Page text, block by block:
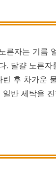
른자는 기름
. 달걀 노른자
후 차가운
반 세탁을